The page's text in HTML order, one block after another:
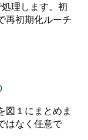
理します。初
再初期化ルーチ
図１にまとめま
はなく任意で